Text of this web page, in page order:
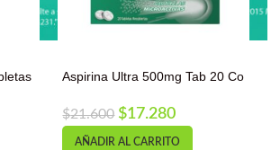
Aspirina Ultra 500mg Tab 20 Co
$21.600 $17.280
AÑADIR AL CARRITO